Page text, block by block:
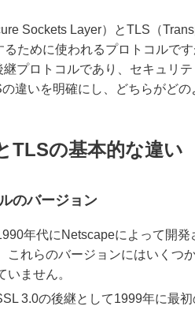
Sockets Layer）とTLS（
るために使われるプロトコルで
プロトコルであり、セキュリ
違いを明確にし、どちらがどの
TLSの基本的な違い
のバージョン
年代にNetscapeによって開
これらのバージョンにはいくつ
いません。
3.0の後継として1999年に最